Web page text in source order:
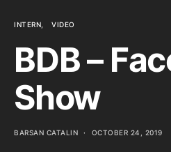
INTERN VIDEO
BDB –
Show
BARSAN CATALIN OCTOBER 24, 2019